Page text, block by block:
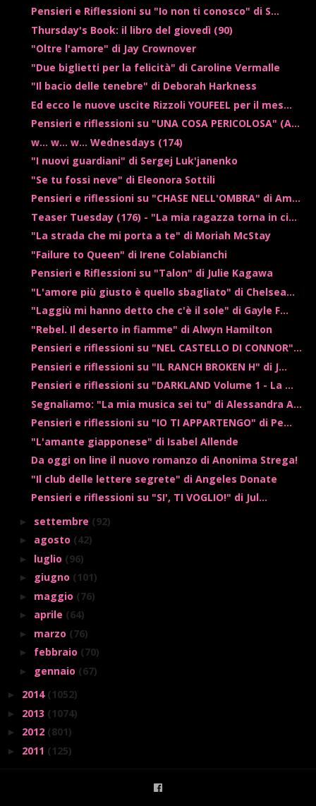
Pensieri e Riflessioni su "Io non ti conosco" di S...
Thursday's Book: il libro del giovedì (90)
"Oltre l'amore" di Jay Crownover
"Due biglietti per la felicità" di Caroline Vermalle
"Il bacio delle tenebre" di Deborah Harkness
Ed ecco le nuove uscite Rizzoli YOUFEEL per il mes...
Pensieri e riflessioni su "UNA COSA PERICOLOSA" (A...
w... w... w... Wednesdays (174)
"I nuovi guardiani" di Sergej Luk'janenko
"Se tu fossi neve" di Eleonora Sottili
Pensieri e riflessioni su "CHASE NELL'OMBRA" di Am...
Teaser Tuesday (176) - "La mia ragazza torna in ci...
"La strada che mi porta a te" di Moriah McStay
"Failure to Queen" di Irene Colabianchi
Pensieri e Riflessioni su "Talon" di Julie Kagawa
"L'amore più giusto è quello sbagliato" di Chelsea...
"Laggiù mi hanno detto che c'è il sole" di Gayle F...
"Rebel. Il deserto in fiamme" di Alwyn Hamilton
Pensieri e riflessioni su "NEL CASTELLO DI CONNOR"...
Pensieri e riflessioni su "IL RANCH BROKEN H" di J...
Pensieri e riflessioni su "DARKLAND Volume 1 - La ...
Segnaliamo: "La mia musica sei tu" di Alessandra A...
Pensieri e riflessioni su "IO TI APPARTENGO" di Pe...
"L'amante giapponese" di Isabel Allende
Da oggi on line il nuovo romanzo di Anonima Strega!
"Il club delle lettere segrete" di Angeles Donate
Pensieri e riflessioni su "SI', TI VOGLIO!" di Jul...
► settembre (92)
► agosto (42)
► luglio (96)
► giugno (101)
► maggio (76)
► aprile (64)
► marzo (76)
► febbraio (70)
► gennaio (67)
► 2014 (1052)
► 2013 (1074)
► 2012 (801)
► 2011 (125)